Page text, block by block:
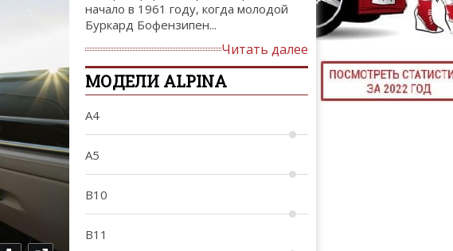
ТЮНИНГ
начало в 1961 году, когда молодой
Буркард Бофензипен...
Читать далее
МОДЕЛИ ALPINA
A4
A5
B10
B11